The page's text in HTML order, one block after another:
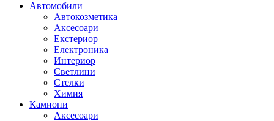
Автомобили
Автокозметика
Аксесоари
Екстериор
Електроника
Интериор
Светлини
Стелки
Химия
Камиони
Аксесоари